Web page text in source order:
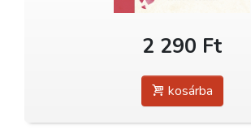
2 290 Ft
kosárba